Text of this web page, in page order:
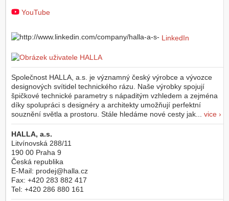
YouTube
LinkedIn
Společnost HALLA, a.s. je významný český výrobce a vývozce
designových svítidel technického rázu. Naše výrobky spojují
špičkové technické parametry s nápaditým vzhledem a zejména
díky spolupráci s designéry a architekty umožňují perfektní
souznění světla a prostoru. Stále hledáme nové cesty jak... vice ›
HALLA, a.s.
Litvínovská 288/11
190 00 Praha 9
Česká republika
E-Mail: prodej@halla.cz
Fax: +420 283 882 417
Tel: +420 286 880 161